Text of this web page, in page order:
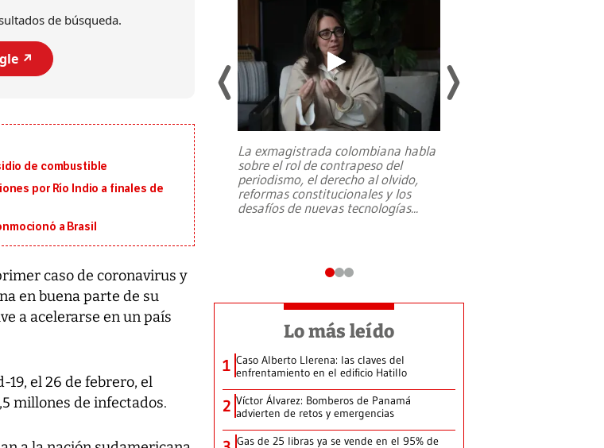
de búsqueda.
↗️
de combustible
por Río Indio a finales de
a Brasil
caso de coronavirus y
en buena parte de su
a acelerarse en un país
el 26 de febrero, el
millones de infectados.
se registró este martes 28 de
de gran...
La exmagistrada colombiana habla
sobre el rol de contrapeso del
periodismo, el derecho al olvido,
reformas constitucionales y los
desafíos de nuevas tecnologías...
Lo más leído
1 Caso Alberto Llerena: las claves del
enfrentamiento en el edificio Hatillo
2 Víctor Álvarez: Bomberos de Panamá
advierten de retos y emergencias
Gas de 25 libras ya se vende en el 95% de